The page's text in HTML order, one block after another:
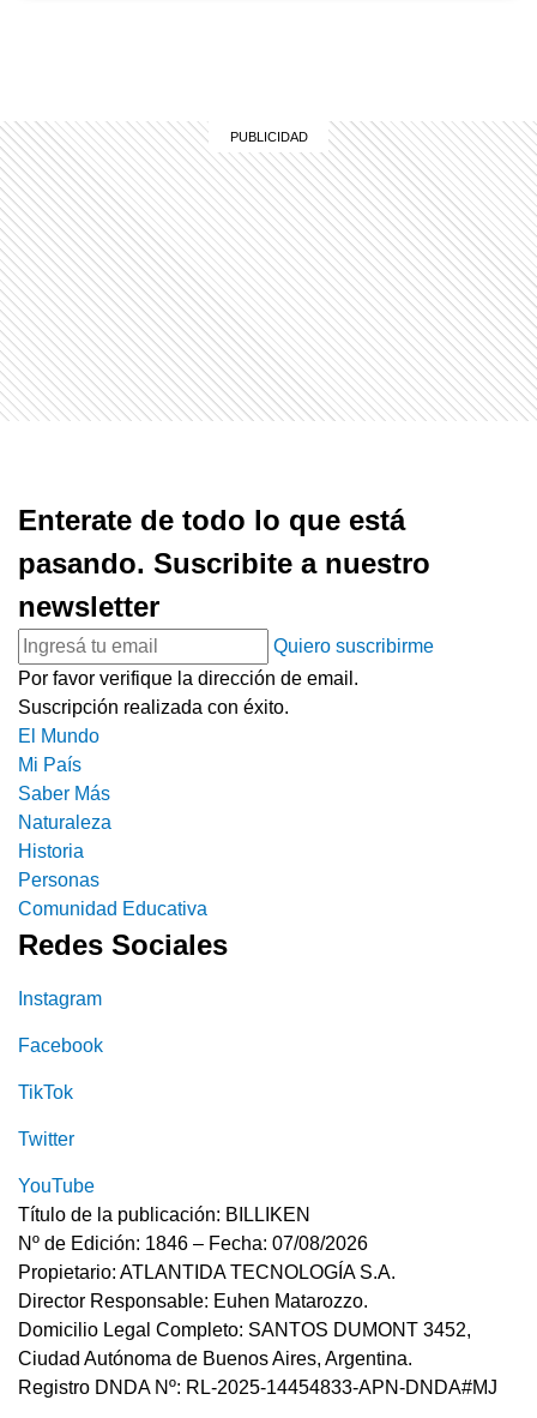
Enterate de todo lo que está
pasando. Suscribite a nuestro
newsletter
Quiero suscribirme
Por favor verifique la dirección de email.
Suscripción realizada con éxito.
El Mundo
Mi País
Saber Más
Naturaleza
Historia
Personas
Comunidad Educativa
Redes Sociales
Instagram
Facebook
TikTok
Twitter
YouTube
Título de la publicación: BILLIKEN
Nº de Edición: 1846 – Fecha: 07/08/2026
Propietario: ATLANTIDA TECNOLOGÍA S.A.
Director Responsable: Euhen Matarozzo.
Domicilio Legal Completo: SANTOS DUMONT 3452,
Ciudad Autónoma de Buenos Aires, Argentina.
Registro DNDA Nº: RL-2025-14454833-APN-DNDA#MJ